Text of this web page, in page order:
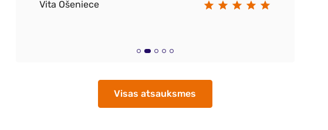
Vita Ošeniece
Visas atsauksmes